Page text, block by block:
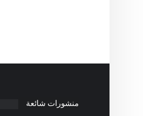
منشورات شائعة